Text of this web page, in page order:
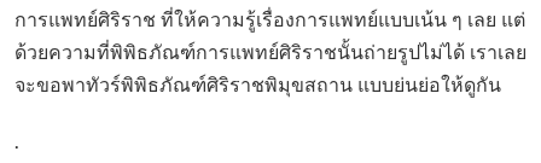
การแพทย์ศิริราช ที่ให้ความรู้เรื่องการแพทย์แบบเน้น ๆ เลย แต่
ด้วยความที่พิพิธภัณฑ์การแพทย์ศิริราชนั้นถ่ายรูปไม่ได้ เราเลย
จะขอพาทัวร์พิพิธภัณฑ์ศิริราชพิมุขสถาน แบบย่นย่อให้ดูกัน
.